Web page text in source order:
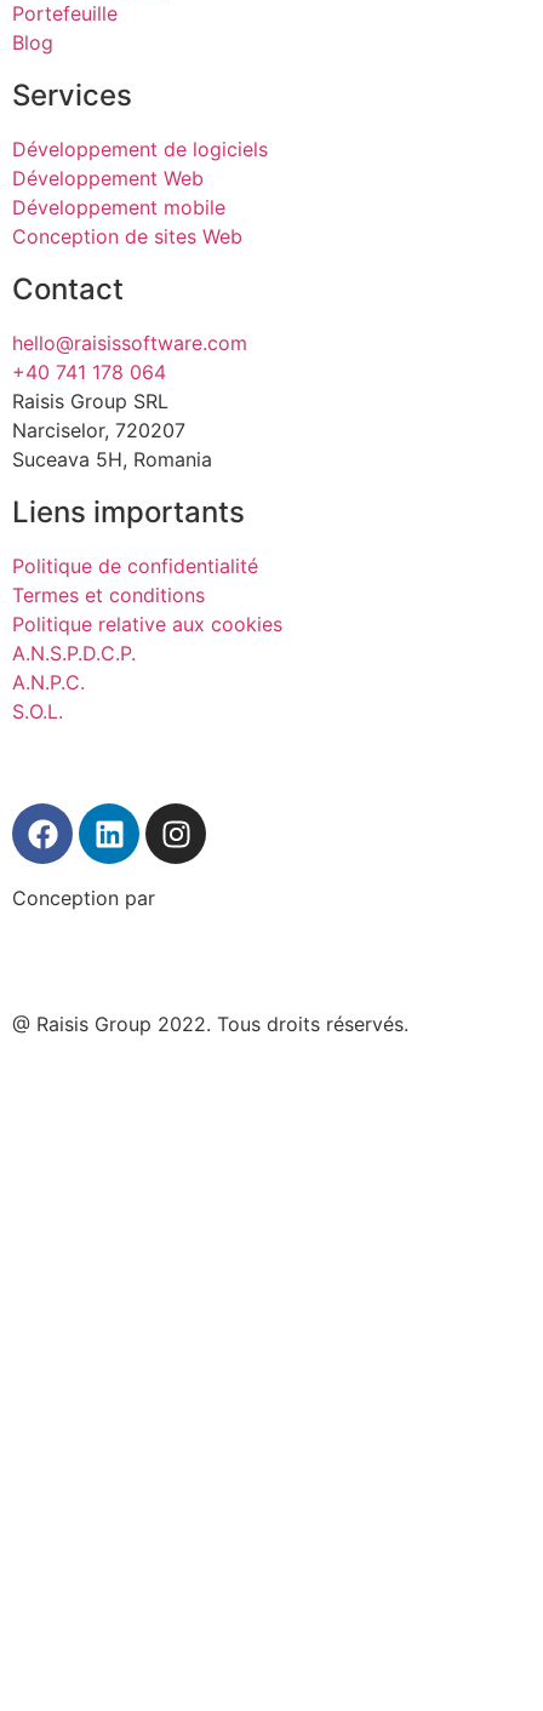
Portefeuille
Blog
Services
Développement de logiciels
Développement Web
Développement mobile
Conception de sites Web
Contact
hello@raisissoftware.com
+40 741 178 064
Raisis Group SRL
Narciselor, 720207
Suceava 5H, Romania
Liens importants
Politique de confidentialité
Termes et conditions
Politique relative aux cookies
A.N.S.P.D.C.P.
A.N.P.C.
S.O.L.
@ Raisis Group 2022. Tous droits réservés.
Conception par